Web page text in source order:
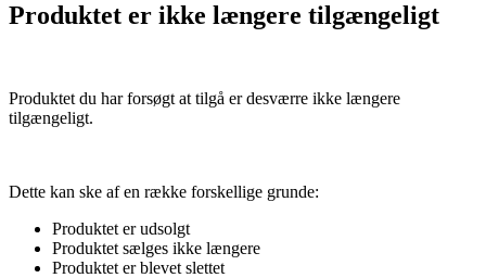
Produktet er ikke længere tilgængeligt
Produktet du har forsøgt at tilgå er desværre ikke længere
tilgængeligt.
Dette kan ske af en række forskellige grunde:
Produktet er udsolgt
Produktet sælges ikke længere
Produktet er blevet slettet